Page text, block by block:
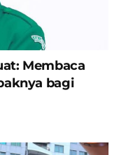
Membaca
bagi